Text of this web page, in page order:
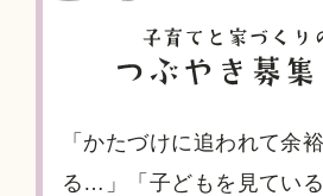
「かたづけに追われて余
る…」「子どもを見てい